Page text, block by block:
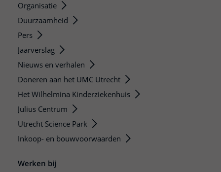
Organisatie
Duurzaamheid
Pers
Jaarverslag
Nieuws en verhalen
Doneren aan het UMC Utrecht
Het Wilhelmina Kinderziekenhuis
Julius Centrum
Utrecht Science Park
Inkoop- en bouwvoorwaarden
Werken bij